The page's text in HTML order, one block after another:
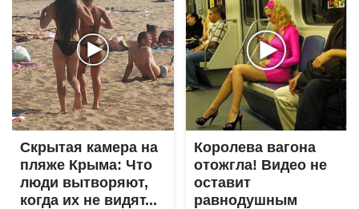
Скрытая камера на
пляже Крыма: Что
люди вытворяют,
когда их не видят...
Королева вагона
отожгла! Видео не
оставит
равнодушным